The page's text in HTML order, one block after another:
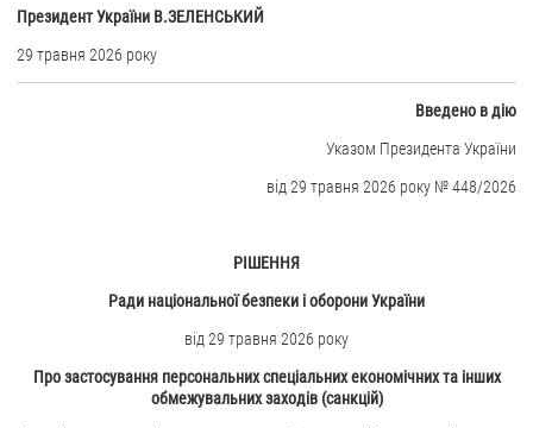
Звернення громадян
Електронне звернення
Президент України В.ЗЕЛЕНСЬКИЙ
29 травня 2026 року
Введено в дію
Указом Президента України
від 29 травня 2026 року № 448/2026
РІШЕННЯ
Ради національної безпеки і оборони України
від 29 травня 2026 року
Про застосування персональних спеціальних економічнихта інших
обмежувальних заходів (санкцій)